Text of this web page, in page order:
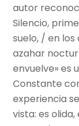
autor
Silencio,
suelo, / en los
azahar
envuelve» es
Constante
experiencia
vista: es